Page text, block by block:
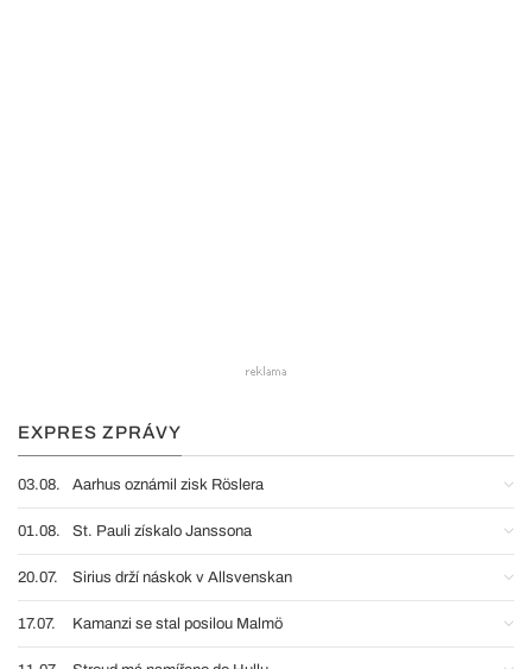
EXPRES ZPRÁVY
03.08. Aarhus oznámil zisk Röslera
01.08. St. Pauli získalo Janssona
20.07. Sirius drží náskok v Allsvenskan
17.07. Kamanzi se stal posilou Malmö